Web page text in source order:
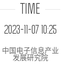
TIME
2023-11-07 10:25
中国电子信息产业
发展研究院